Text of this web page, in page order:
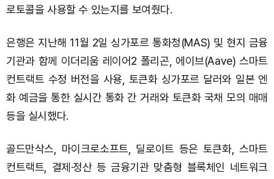
로토콜을 사용할 수 있는지를 보여줬다.
은행은 지난해 11월 2일 싱가포르 통화청(MAS) 및 현지 금융
기관과 함께 이더리움 레이어2 폴리곤, 에이브(Aave) 스마트
컨트랙트 수정 버전을 사용, 토큰화 싱가포르 달러와 일본 엔
화 예금을 통한 실시간 통화 간 거래와 토큰화 국채 모의 매매
등을 실시했다.
골드만삭스, 마이크로소프트, 딜로이트 등은 토큰화, 스마트
컨트랙트, 결제·정산 등 금융기관 맞춤형 블록체인 네트워크